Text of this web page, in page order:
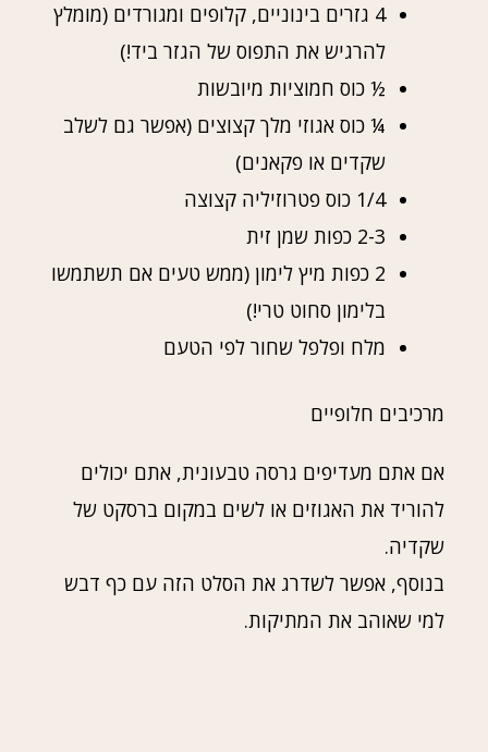
4 גזרים בינוניים, קלופים ומגורדים (מומלץ
להרגיש את התפוס של הגזר ביד!)
½ כוס חמוציות מיובשות
¼ כוס אגוזי מלך קצוצים (אפשר גם לשלב
שקדים או פקאנים)
1/4 כוס פטרוזיליה קצוצה
2-3 כפות שמן זית
2 כפות מיץ לימון (ממש טעים אם תשתמשו
בלימון סחוט טרי!)
מלח ופלפל שחור לפי הטעם
מרכיבים חלופיים
אם אתם מעדיפים גרסה טבעונית, אתם יכולים
להוריד את האגוזים או לשים במקום ברסקט של
שקדיה.
בנוסף, אפשר לשדרג את הסלט הזה עם כף דבש
למי שאוהב את המתיקות.